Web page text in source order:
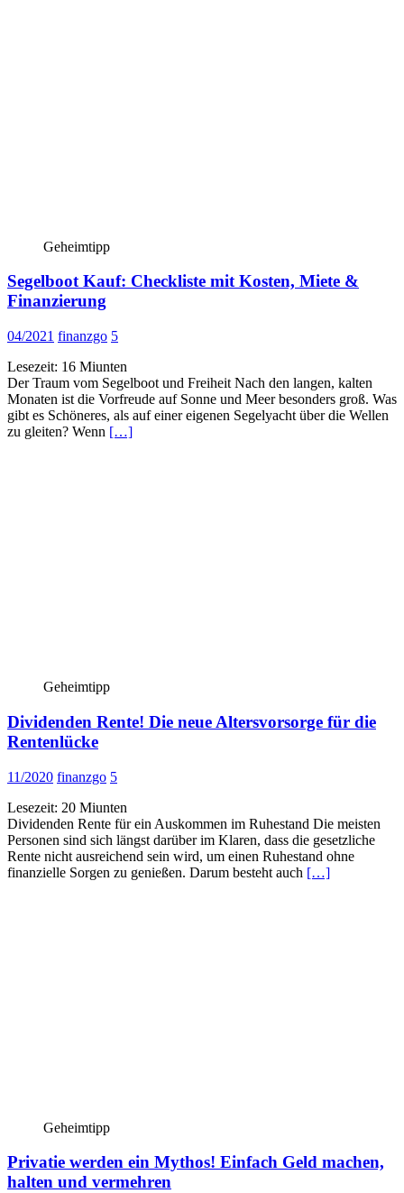
Geheimtipp
Segelboot Kauf: Checkliste mit Kosten, Miete &
Finanzierung
04/2021 finanzgo 5
Lesezeit: 16 Miunten
Der Traum vom Segelboot und Freiheit Nach den langen, kalten
Monaten ist die Vorfreude auf Sonne und Meer besonders groß. Was
gibt es Schöneres, als auf einer eigenen Segelyacht über die Wellen
zu gleiten? Wenn […]
Geheimtipp
Dividenden Rente! Die neue Altersvorsorge für die
Rentenlücke
11/2020 finanzgo 5
Lesezeit: 20 Miunten
Dividenden Rente für ein Auskommen im Ruhestand Die meisten
Personen sind sich längst darüber im Klaren, dass die gesetzliche
Rente nicht ausreichend sein wird, um einen Ruhestand ohne
finanzielle Sorgen zu genießen. Darum besteht auch […]
Geheimtipp
Privatie werden ein Mythos! Einfach Geld machen,
halten und vermehren